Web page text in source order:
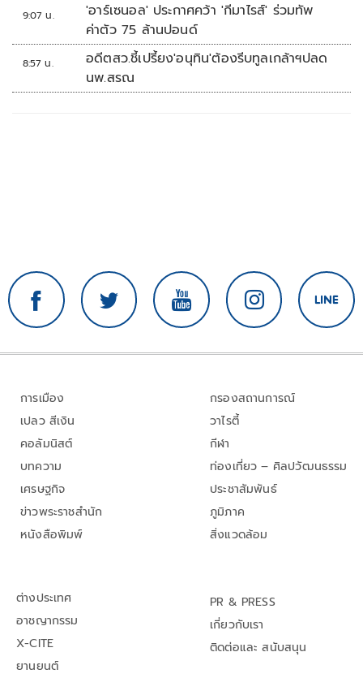
9:07 น.
'อาร์เซนอล' ประกาศคว้า 'กีมาไรส์' ร่วมทัพ
ค่าตัว 75 ล้านปอนด์
8:57 น.
อดีตสว.ชี้เปรี้ยง'อนุทิน'ต้องรีบทูลเกล้าฯปลด
นพ.สรณ
การเมือง
เปลว สีเงิน
คอลัมนิสต์
บทความ
เศรษฐกิจ
ข่าวพระราชสำนัก
หนังสือพิมพ์
กรองสถานการณ์
วาไรตี้
กีฬา
ท่องเที่ยว – ศิลปวัฒนธรรม
ประชาสัมพันธ์
ภูมิภาค
สิ่งแวดล้อม
ต่างประเทศ
อาชญากรรม
X-CITE
ยานยนต์
PR & PRESS
เกี่ยวกับเรา
ติดต่อและ สนับสนุน